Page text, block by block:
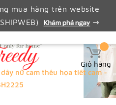
mua hàng trên website
Giỏ hàng
dây nữ cam thêu họa tiết cam -